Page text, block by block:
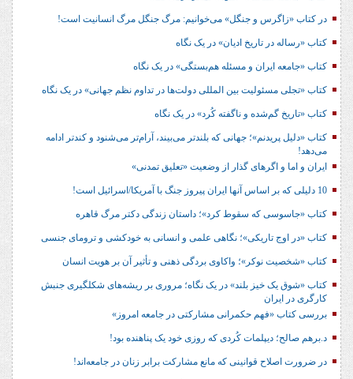
در کتاب «زاگرس و جنگل» می‌خوانیم: مرگ جنگل مرگ انسانیت است!
کتاب «رساله در تاریخ ادیان» در یک نگاه
کتاب «جامعه ایران و مسئله هم‌بستگی» در یک نگاه
کتاب «تجلی مسئولیت بین المللی دولت‌ها در تداوم نظم جهانی» در یک نگاه
کتاب «تاریخ گم‌شده و ناگفته کُرد» در یک نگاه
کتاب «دلیل پریدنم»؛ جهانی که بلندتر می‌بیند، آرام‌تر می‌شنود و کندتر ادامه
می‌دهد!
ایران و اما و اگرهای گذار از وضعیت «تعلیق تمدنی»
10 دلیلی که بر اساس آنها ایران پیروز جنگ با آمریکا/اسرائیل است!
کتاب «جاسوسی که سقوط کرد»؛ داستان زندگی دکتر مرگ قاهره
کتاب «در اوج تاریکی»؛ نگاهی علمی و انسانی به خودکشی و ترومای جنسی
کتاب «شخصیت نوکر»؛ واکاوی بردگی ذهنی و تأثیر آن بر هویت انسان
کتاب «شوق یک خیز بلند» در یک نگاه؛ مروری بر ریشه‌های شکل‎گیری جنبش
کارگری در ایران
بررسی کتاب «فهم حکمرانی مشارکتی در جامعه امروز»
د.برهم صالح؛ دیپلمات کُردی که روزی خود یک پناهنده بود!
در ضرورت اصلاح قوانینی که مانع مشارکت برابر زنان در جامعه‌اند!